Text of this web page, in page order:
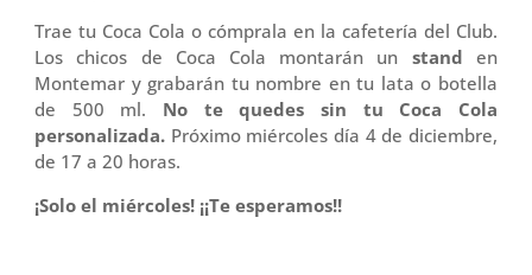
Trae tu Coca Cola o cómprala en la cafetería del Club.
Los chicos de Coca Cola montarán un stand en
Montemar y grabarán tu nombre en tu lata o botella
de 500 ml. No te quedes sin tu Coca Cola
personalizada. Próximo miércoles día 4 de diciembre,
de 17 a 20 horas.
¡Solo el miércoles! ¡¡Te esperamos!!